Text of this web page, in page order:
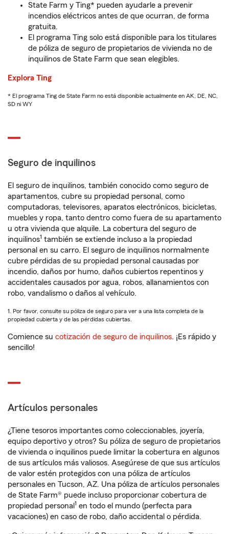
State Farm y Ting* pueden ayudarle a prevenir
incendios eléctricos antes de que ocurran, de forma
gratuita.
El programa Ting solo está disponible para los titulares
de póliza de seguro de propietarios de vivienda no de
inquilinos de State Farm que sean elegibles.
Explora Ting
* El programa Ting de State Farm no está disponible actualmente en AK, DE, NC,
SD ni WY
Seguro de inquilinos
El seguro de inquilinos, también conocido como seguro de
apartamentos, cubre su propiedad personal, como
computadoras, televisores, aparatos electrónicos, bicicletas,
muebles y ropa, tanto dentro como fuera de su apartamento
u otra vivienda que alquile. La cobertura del seguro de
inquilinos1 también se extiende incluso a la propiedad
personal en su carro. El seguro de inquilinos normalmente
cubre pérdidas de su propiedad personal causadas por
incendio, daños por humo, daños cubiertos repentinos y
accidentales causados por agua, robos, allanamientos con
robo, vandalismo o daños al vehículo.
1. Por favor, consulte su póliza de seguro para ver a una lista completa de la
propiedad cubierta y de las pérdidas cubiertas.
Comience su cotización de seguro de inquilinos. ¡Es rápido y
sencillo!
Artículos personales
¿Tiene tesoros importantes como coleccionables, joyería,
equipo deportivo y otros? Su póliza de seguro de propietarios
de vivienda o inquilinos puede limitar la cobertura en algunos
de sus artículos más valiosos. Asegúrese de que sus artículos
de valor estén protegidos con una póliza de artículos
personales en Tucson, AZ. Una póliza de artículos personales
de State Farm® puede incluso proporcionar cobertura de
propiedad personal 1 en todo el mundo (perfecta para
vacaciones) en caso de robo, daño accidental o pérdida.